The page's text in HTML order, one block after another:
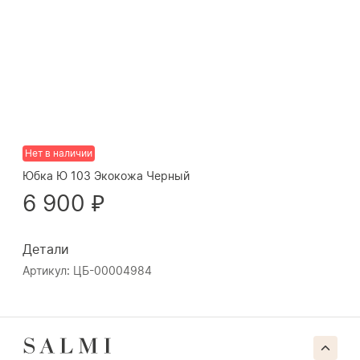
Нет в наличии
Юбка Ю 103 Экокожа Черный
6 900 ₽
Детали
Артикул: ЦБ-00004984